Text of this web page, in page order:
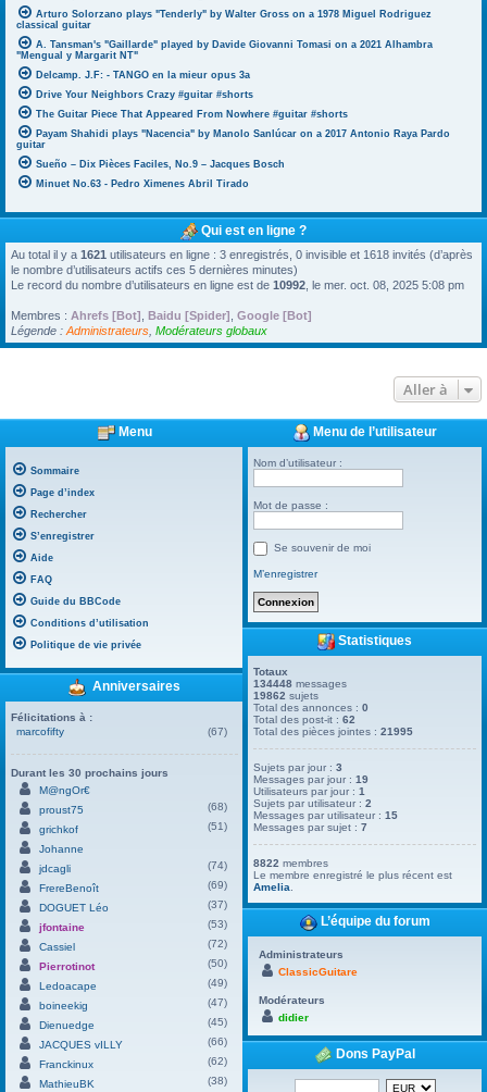
Arturo Solorzano plays "Tenderly" by Walter Gross on a 1978 Miguel Rodriguez
classical guitar
A. Tansman's "Gaillarde" played by Davide Giovanni Tomasi on a 2021 Alhambra
"Mengual y Margarit NT"
Delcamp. J.F: - TANGO en la mieur opus 3a
Drive Your Neighbors Crazy #guitar #shorts
The Guitar Piece That Appeared From Nowhere #guitar #shorts
Payam Shahidi plays "Nacencia" by Manolo Sanlúcar on a 2017 Antonio Raya Pardo
guitar
Sueño – Dix Pièces Faciles, No.9 – Jacques Bosch
Minuet No.63 - Pedro Ximenes Abril Tirado
Qui est en ligne ?
Au total il y a 1621 utilisateurs en ligne : 3 enregistrés, 0 invisible et 1618 invités (d’après
le nombre d’utilisateurs actifs ces 5 dernières minutes)
Le record du nombre d’utilisateurs en ligne est de 10992 , le mer. oct. 08, 2025 5:08 pm
Membres : Ahrefs [Bot] Baidu [Spider] Google [Bot]
Légende : Administrateurs Modérateurs globaux
Aller à
Menu
Sommaire
Page d’index
Rechercher
S’enregistrer
Aide
FAQ
Guide du BBCode
Conditions d’utilisation
Politique de vie privée
Anniversaires
Félicitations à :
marcofifty
(67)
Durant les 30 prochains jours
M@ngOr€
proust75
(68)
grichkof
(51)
Johanne
jdcagli
(74)
FrereBenoît
(69)
DOGUET Léo
(37)
jfontaine
(53)
Cassiel
(72)
Pierrotinot
(50)
Ledoacape
(49)
boineekig
(47)
Dienuedge
(45)
JACQUES vILLY
(66)
Franckinux
(62)
MathieuBK
(38)
Menu de l’utilisateur
Nom d’utilisateur :
Mot de passe :
Se souvenir de moi
M’enregistrer
Statistiques
Totaux
134448 messages
19862 sujets
Total des annonces :0
Total des post-it :62
Total des pièces jointes :21995
Sujets par jour :3
Messages par jour :19
Utilisateurs par jour :1
Sujets par utilisateur :2
Messages par utilisateur :15
Messages par sujet :7
8822 membres
Le membre enregistré le plus récent est
Amelia
L’équipe du forum
Administrateurs
ClassicGuitare
Modérateurs
didier
Dons PayPal